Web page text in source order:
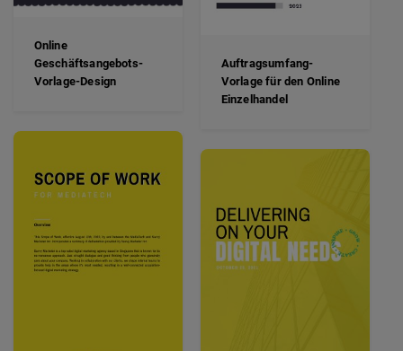
Online
Geschäftsangebots-
Vorlage-Design
Auftragsumfang-
Vorlage für den Online
Einzelhandel